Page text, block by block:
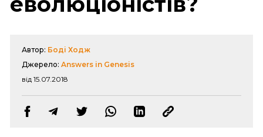
Автор: Боді Ходж
Джерело: Answers in Genesis
від 15.07.2018